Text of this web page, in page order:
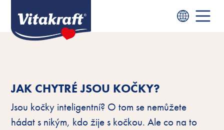
JAK CHYTRÉ JSOU KOČKY?
Jsou kočky inteligentní? O tom se nemůžete
hádat s nikým, kdo žije s kočkou. Ale co na to